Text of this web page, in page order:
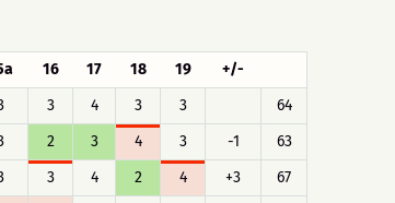
16 17 18 19
+/-
3 4 3 3
64
2 3 4 3 -1
63
3 4 2 4 +3
67